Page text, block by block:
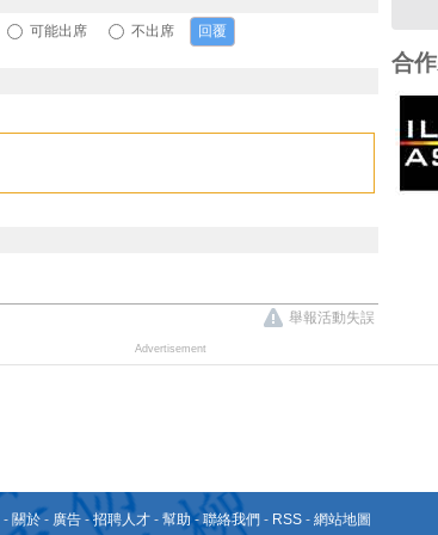
可能出席 不出席
舉報活動失誤
合
Advertisement
- 關於 - 廣告 -招聘人才 - 幫助- 聯絡我們 - RSS - 網站地圖